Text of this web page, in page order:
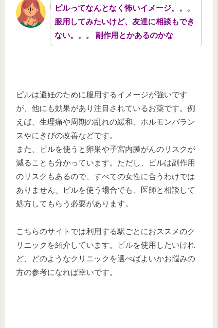
ピルってなんとなく怖いイメージ。。。
服用してみたいけど、友達に相談もでき
ない。。。 副作用とかあるのかな
ピルは避妊のために服用するイメージが強いです
が、他にも効果があり注目されているお薬です。例
えば、生理痛や周期の乱れの緩和、ホルモンバラン
スやにきびの改善などです。
また、ピルを使うと卵巣や子宮内膜がんのリスクが
減ることも分かっています。ただし、ピルは副作用
のリスクもあるので、すべての女性に合うわけでは
ありません。ピルを使う場合でも、医師と相談して
処方してもらう必要があります。
こちらのサイトでは利用する駅ごとにおススメのク
リニックを紹介しています。ピルを使用したいけれ
ど、どのようなクリニックを選べばよいかお悩みの
方の参考になれば幸いです。